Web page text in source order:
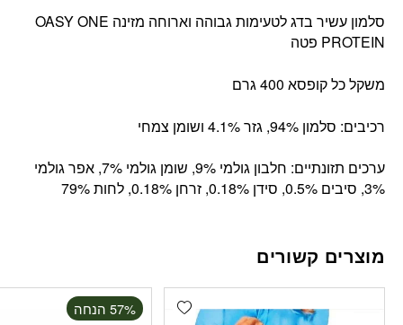
סלמון עשיר בדג לטעימות גבוהה וארוחה מזינה OASY ONE
PROTEIN פטה
משקל כל קופסא 400 גרם
רכיבים: סלמון 94%, גזר 4.1% ושומן צמחי
ערכים תזונתיים: חלבון גולמי 9%, שומן גולמי 7%, אפר גולמי
3%, סיבים 0.5%, סידן 0.18%, זרחן 0.18%, לחות 79%
מוצרים קשורים
Add wishlist
‫57% הנחה